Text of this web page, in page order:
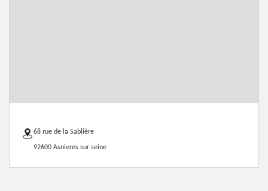
68 rue de la Sablière
92600 Asnieres sur seine